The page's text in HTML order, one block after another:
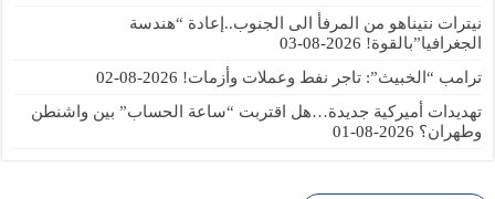
نيترات نتيناهو من المرفأ الى الجنوب..إعادة “هندسة
الجغرافيا”بالقوة! 2026-08-03
ترامب “الخبيث”: تاجر نفط وعملات وأزمات! 2026-08-02
تهديدات أميركية جديدة…هل اقتربت “ساعة الحساب” بين واشنطن
وطهران؟ 2026-08-01